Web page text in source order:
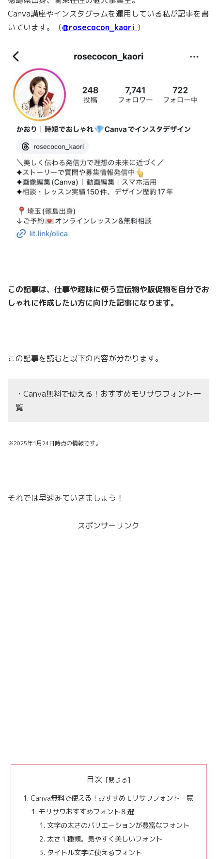
Canva講座やインスタグラムを運用している私が記事を書
いています。（@rosecocon_kaori ）
この記事は、仕事や趣味に使う宣伝物や販促物を自分でお
しゃれに作成したい方に向けた記事になります。
この記事を読むと以下の内容が分かります。
・Canva無料で使える！おすすめモリサワフォント一
覧
※2025年1月24日時点の情報です。
それでは早速みていきましょう！
スポンサーリンク
目次
Canva無料で使える！おすすめモリサワフォント一覧
モリサワおすすめフォント８選
文字の太さのバリエーションが豊富なフォント
太さ１種類。見やすく美しいフォント
タイトル文字に使えるフォント